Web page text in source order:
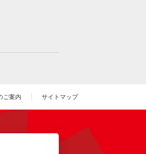
ご案内 サイトマップ